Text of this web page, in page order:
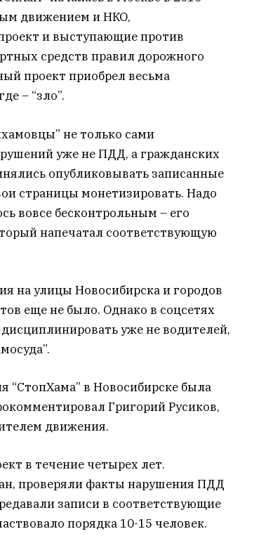
движением и НКО,
и выступающие против
средств правил дорожного
проект приобрел весьма
– “зло”.
не только сами
уже не ПДД, а гражданских
опубликовывать записанные
страницы монетизировать. Надо
вовсе бесконтрольным – его
напечатал соответствующую
на улицы Новосибирска и городов
еще не было. Однако в соцсетях
уже не водителей,
“СтопХама” в Новосибирске была
Григорий Русиков,
движения.
в течение четырех лет.
проверяли факты нарушения ПДД
записи в соответствующие
порядка 10-15 человек.